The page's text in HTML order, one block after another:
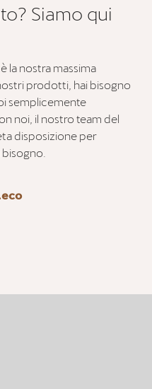
Siamo qui
la nostra massima
prodotti, hai bisogno
semplicemente
noi, il nostro team del
disposizione per